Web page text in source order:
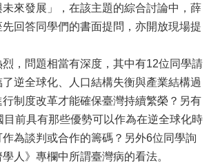
來發展」，在該主題的綜合討論中，薛
回答同學們的書面提問，亦開放現場提
，問題相當有深度，其中有12位同學請
逆全球化、人口結構失衡與產業結構過
制度改革才能確保臺灣持續繁榮？另有
目前具有那些優勢可以作為在逆全球化時
為談判或合作的籌碼？另外6位同學詢
人》專欄中所謂臺灣病的看法。